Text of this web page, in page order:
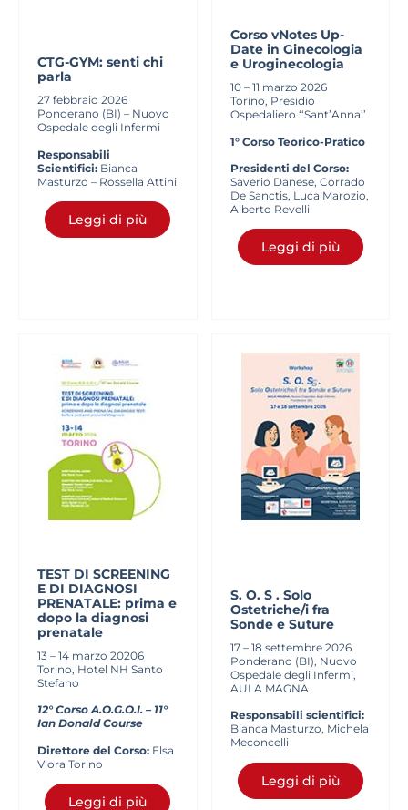
CTG-GYM: senti chi
parla
27 febbraio 2026
Ponderano (BI) – Nuovo
Ospedale degli Infermi
Responsabili
Scientifici: Bianca
Masturzo – Rossella Attini
Leggi di più
Corso vNotes Up-
Date in Ginecologia
e Uroginecologia
10 – 11 marzo 2026
Torino, Presidio
Ospedaliero ‘‘Sant’Anna’’
1° Corso Teorico-Pratico
Presidenti del Corso:
Saverio Danese, Corrado
De Sanctis, Luca Marozio,
Alberto Revelli
Leggi di più
TEST DI SCREENING
E DI DIAGNOSI
PRENATALE: prima e
dopo la diagnosi
prenatale
13 – 14 marzo 20206
Torino, Hotel NH Santo
Stefano
12° Corso A.O.G.O.I. – 11°
Ian Donald Course
Direttore del Corso: Elsa
Viora Torino
Leggi di più
S. O. S . Solo
Ostetriche/i fra
Sonde e Suture
17 – 18 settembre 2026
Ponderano (BI), Nuovo
Ospedale degli Infermi,
AULA MAGNA
Responsabili scientifici:
Bianca Masturzo, Michela
Meconcelli
Leggi di più